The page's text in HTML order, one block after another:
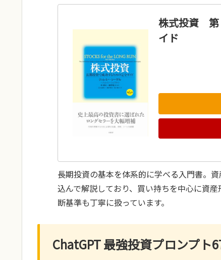
株式投資 第
イド
長期投資の基本を体系的に学べる入門書。
込んで解説しており、買い持ちを中心に資
断基準も丁寧に扱っています。
ChatGPT 最強投資プロンプ